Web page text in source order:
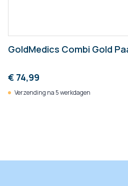
GoldMedics Combi Gold
€ 74,99
Verzending na 5 werkdagen